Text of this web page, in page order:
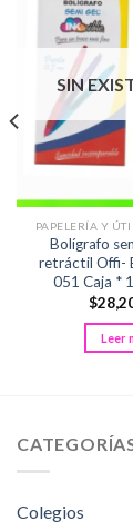
SIN
PAPELERÍA Y
Bolígrafo
retráctil Offi-
051 Caja *
$
Leer
Colegios